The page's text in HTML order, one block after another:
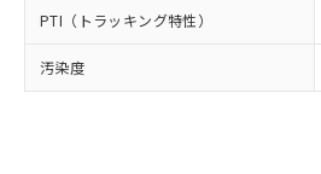
PTI（トラッキング特性）
汚染度
※当社の共同利用者と
用者の範囲」に記載
EU RoHS指令（10物質）の
51物質の非含有証明書（当
※本証明書は発行日時点で
るもので、過去に遡って非